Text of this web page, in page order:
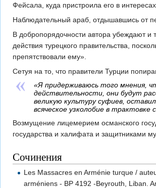
Фейсала, куда пристроила его в
Наблюдательный араб, отдышавшись от
В добропорядочности автора убеждают
действия турецкого правительства,
препятствовали ему».
Сетуя на то, что правители Турции
«Я придерживаюсь того мнения,
действительности, они будут
великую культуру суфиев,
всяческое узколобие в
Возмущение лицемерием османского
государства и халифата и защитниками
Сочинения
Les Massacres en Arménie turque /
arméniens - BP 4192 -Beyrouth, Liban.